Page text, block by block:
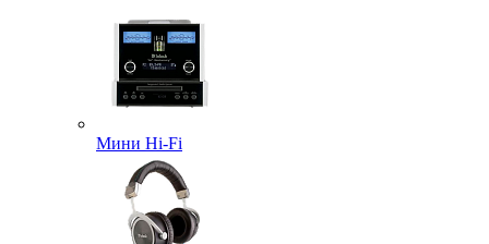
Мини Hi-Fi